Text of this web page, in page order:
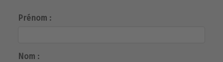
Prénom :
Nom :